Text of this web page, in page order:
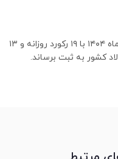
گروه فولاد مبارکه موفق شد در فروردین ماه ۱۴۰۴ با ۱۹ رکورد روزانه و ۱۳
کشور به ثبت برساند.